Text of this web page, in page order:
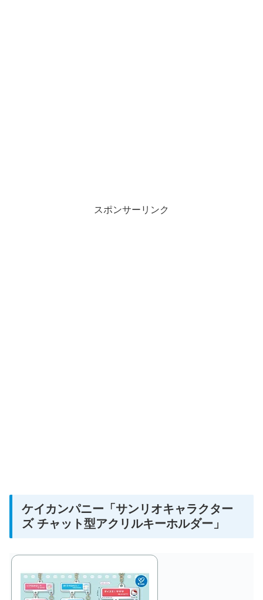
スポンサーリンク
ケイカンパニー 「サンリオキャラクター
ズ チャット型アクリルキーホルダー」